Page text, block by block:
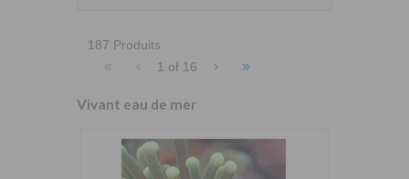
187 Produits
« ‹ 1 of 16 › »
Vivant eau de mer